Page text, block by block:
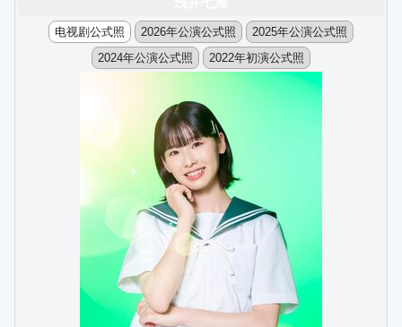
电视剧公式照 2026年公演公式照
2025年公演公式照
2024年公演公式照
2022年初演公式照